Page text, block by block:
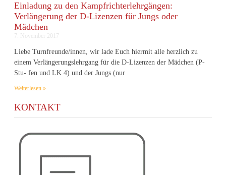
Einladung zu den Kampfrichterlehrgängen:
Verlängerung der D-Lizenzen für Jungs oder
Mädchen
7. November 2017
Liebe Turnfreunde/innen, wir lade Euch hiermit alle herzlich zu
einem Verlängerungslehrgang für die D-Lizenzen der Mädchen (P-
Stu- fen und LK 4) und der Jungs (nur
Weiterlesen »
KONTAKT